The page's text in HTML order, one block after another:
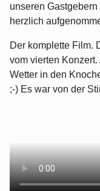
unseren
herzlich
Der komplette Film.
vom vierten
Wetter in den
;-) Es war von der